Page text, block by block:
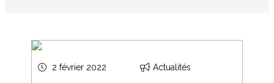
2 février 2022 Actualités